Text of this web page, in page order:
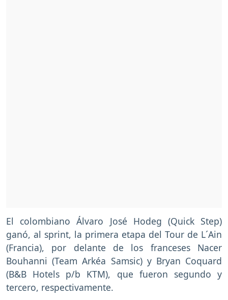
El colombiano Álvaro José Hodeg (Quick Step)
ganó, al sprint, la primera etapa del Tour de L´Ain
(Francia), por delante de los franceses Nacer
Bouhanni (Team Arkéa Samsic) y Bryan Coquard
(B&B Hotels p/b KTM), que fueron segundo y
tercero, respectivamente.